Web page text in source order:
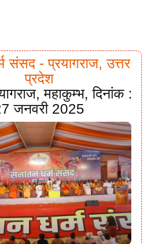
संसद - प्रयागराज, उत्तर
प्रदेश
महाकुम्भ, दिनांक :
जनवरी 2025